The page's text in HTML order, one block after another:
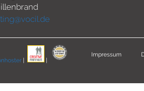
Impressum